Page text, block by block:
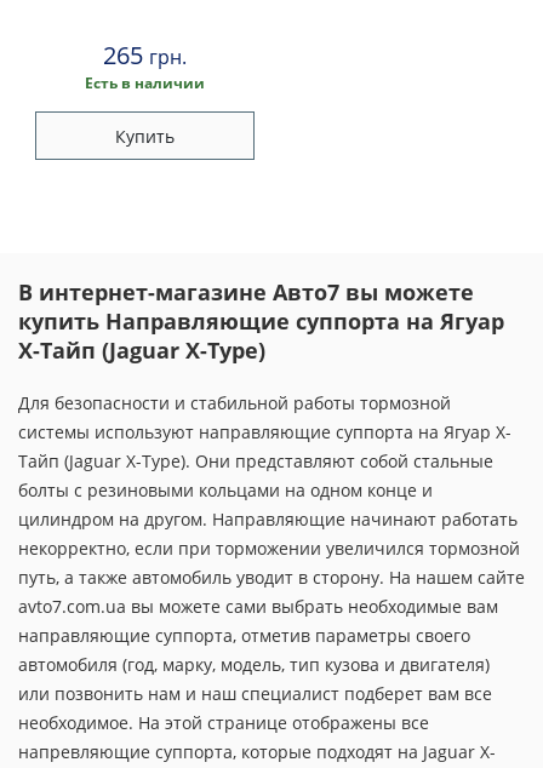
265 грн.
Есть в наличии
Купить
В интернет-магазине Авто7 вы можете
купить Направляющие суппорта на Ягуар
Х-Тайп (Jaguar X-Type)
Для безопасности и стабильной работы тормозной
системы используют направляющие суппорта на Ягуар Х-
Тайп (Jaguar X-Type). Они представляют собой стальные
болты с резиновыми кольцами на одном конце и
цилиндром на другом. Направляющие начинают работать
некорректно, если при торможении увеличился тормозной
путь, а также автомобиль уводит в сторону. На нашем сайте
avto7.com.ua вы можете сами выбрать необходимые вам
направляющие суппорта, отметив параметры своего
автомобиля (год, марку, модель, тип кузова и двигателя)
или позвонить нам и наш специалист подберет вам все
необходимое. На этой странице отображены все
напревляющие суппорта, которые подходят на Jaguar X-